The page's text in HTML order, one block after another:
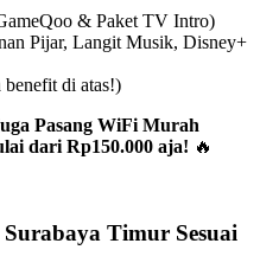
& Paket TV Intro)
Pijar, Langit Musik, Disney+
benefit di atas!)
Pasang WiFi Murah
dari Rp150.000 aja! 🔥
Timur Sesuai